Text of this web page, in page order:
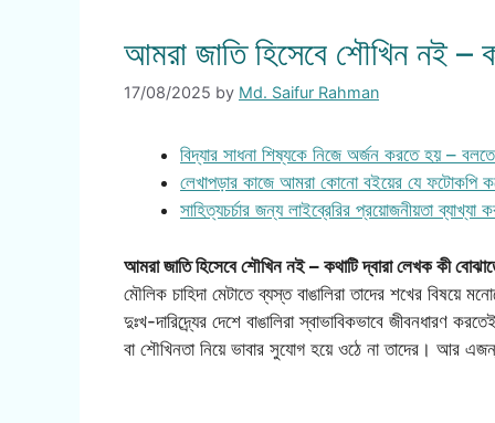
আমরা জাতি হিসেবে শৌখিন নই –
17/08/2025 by Md. Saifur Rahman
বিদ্যার সাধনা শিষ্যকে নিজে অর্জন করতে হয় –
লেখাপড়ার কাজে আমরা কোনো বইয়ের যে ফটোকপি
সাহিত্যচর্চার জন্য লাইব্রেরির প্রয়োজনীয়তা ব্যাখ্যা
আমরা জাতি হিসেবে শৌখিন নই – কথাটি দ্বারা লেখক কী
মৌলিক চাহিদা মেটাতে ব্যস্ত বাঙালিরা তাদের শখের বিষয়ে
দুঃখ-দারিদ্র্যের দেশে বাঙালিরা স্বাভাবিকভাবে জীবনধারণ
বা শৌখিনতা নিয়ে ভাবার সুযোগ হয়ে ওঠে না তাদের। আর